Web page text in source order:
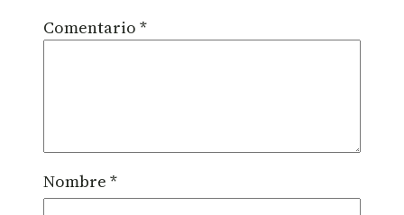
Comentario *
Nombre *